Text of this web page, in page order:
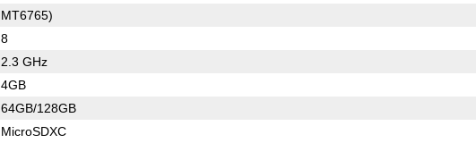
MT6765)
8
2.3 GHz
4GB
64GB/128GB
MicroSDXC